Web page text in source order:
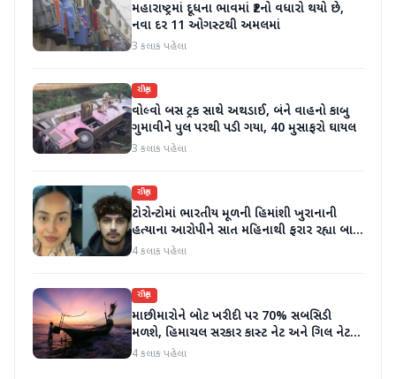
મહારાષ્ટ્રમાં દૂધના ભાવમાં ₹2નો વધારો થયો છે,
નવા દર 11 ઓગસ્ટથી અમલમાં
3 કલાક પહેલા
રાષ્ટ્રીય
વોલ્વો બસ ટ્રક સાથે અથડાઈ, બંને વાહનો કાબુ
ગુમાવીને પુલ પરથી પડી ગયા, 40 મુસાફરો ઘાયલ
3 કલાક પહેલા
રાષ્ટ્રીય
ટોરોન્ટોમાં ભારતીય મૂળની હિમાંશી ખુરાનાની
હત્યાના આરોપીને સાત મહિનાથી ફરાર રહ્યા બાદ
ધરપકડ કરવામાં આવી
4 કલાક પહેલા
રાષ્ટ્રીય
માછીમારોને બોટ ખરીદી પર 70% સબસિડી
મળશે, હિમાચલ સરકાર કાસ્ટ નેટ અને ગિલ નેટ
પર 90% સબસિડી આપશે
4 કલાક પહેલા